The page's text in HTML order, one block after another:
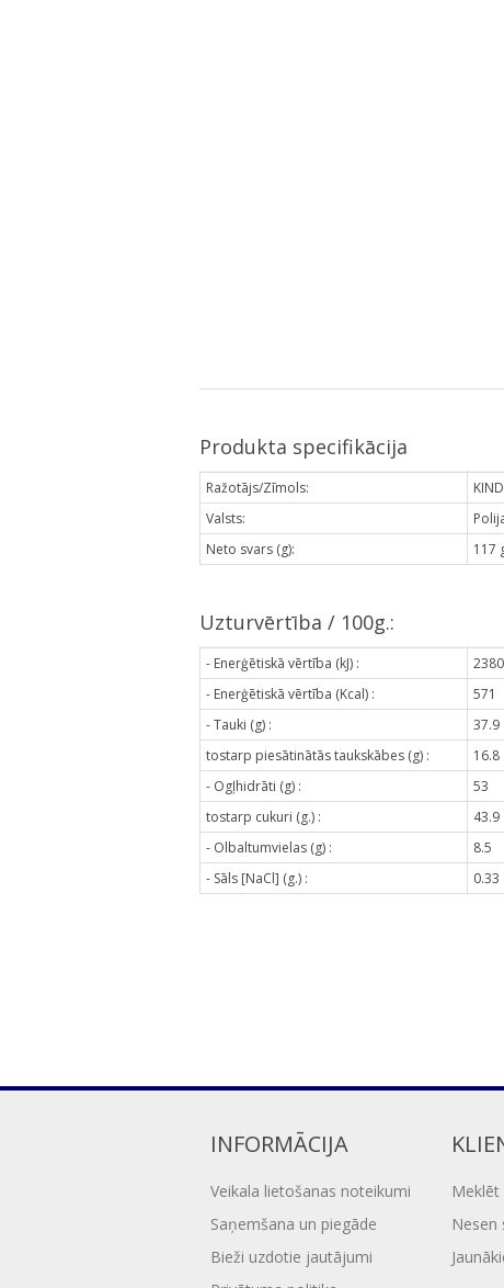
Produkta specifikācija
Ražotājs/Zīmols:
Valsts:
Neto svars (g):
117
Uzturvērtība / 100g.:
- Enerģētiskā vērtība (kJ) :
2380
- Enerģētiskā vērtība (Kcal) :
571
- Tauki (g) :
37.9
tostarp piesātinātās taukskābes (g) :
16.8
- Ogļhidrāti (g) :
53
tostarp cukuri (g.) :
43.9
- Olbaltumvielas (g) :
8.5
- Sāls [NaCl] (g.) :
0.33
INFORMĀCIJA
Veikala lietošanas noteikumi
Saņemšana un piegāde
Bieži uzdotie jautājumi
Meklēt
Nesen